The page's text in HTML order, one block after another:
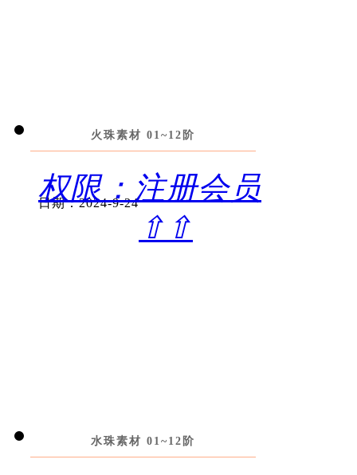
火珠素材 01~12阶
权限：注册会员
⇧⇧
日期：2024-9-24
水珠素材 01~12阶